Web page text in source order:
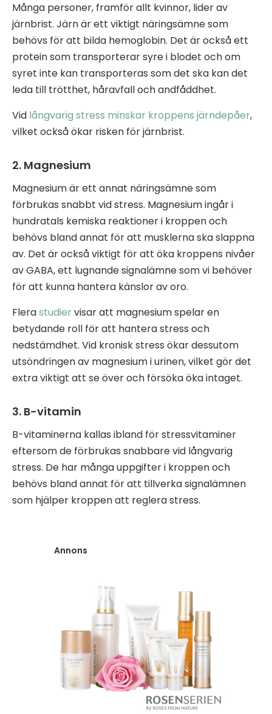
Många personer, framför allt kvinnor, lider av
järnbrist. Järn är ett viktigt näringsämne som
behövs för att bilda hemoglobin. Det är också ett
protein som transporterar syre i blodet och om
syret inte kan transporteras som det ska kan det
leda till trötthet, håravfall och andfåddhet.
Vid långvarig stress minskar kroppens järndepåer,
vilket också ökar risken för järnbrist.
2. Magnesium
Magnesium är ett annat näringsämne som
förbrukas snabbt vid stress. Magnesium ingår i
hundratals kemiska reaktioner i kroppen och
behövs bland annat för att musklerna ska slappna
av. Det är också viktigt för att öka kroppens nivåer
av GABA, ett lugnande signalämne som vi behöver
för att kunna hantera känslor av oro.
Flerastudiervisar att magnesium spelar en
betydande roll för att hantera stress och
nedstämdhet. Vid kronisk stress ökar dessutom
utsöndringen av magnesium i urinen, vilket gör det
extra viktigt att se över och försöka öka intaget.
3. B-vitamin
B-vitaminerna kallas ibland för stressvitaminer
eftersom de förbrukas snabbare vid långvarig
stress. De har många uppgifter i kroppen och
behövs bland annat för att tillverka signalämnen
som hjälper kroppen att reglera stress.
Annons